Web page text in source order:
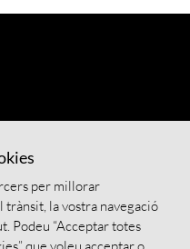
per millorar
trànsit, la vostra navegació
Podeu “Acceptar totes